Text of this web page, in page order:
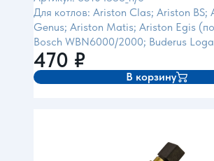
Для котлов: Ariston Clas; Ariston BS;
Genus; Ariston Matis; Ariston Egis
Bosch WBN6000/2000; Buderus
470 ₽
В корзину